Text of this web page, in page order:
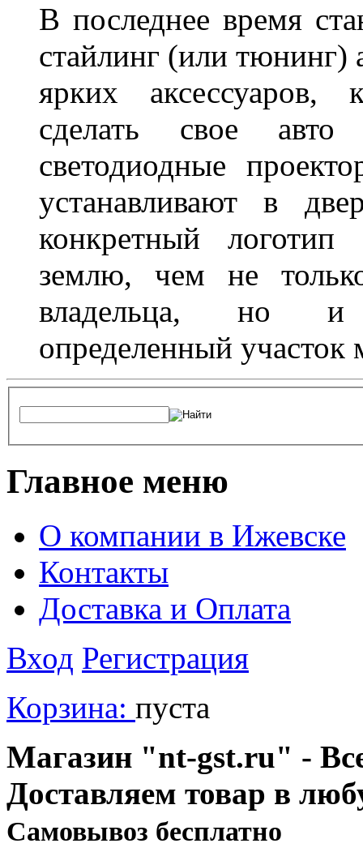
В последнее время
стайлинг (или тюнинг)
ярких аксессуаров,
сделать свое
светодиодные
устанавливают в
конкретный логотип
землю, чем не
владельца, но и
определенный участок
Главное меню
О компании в Ижевске
Контакты
Доставка и Оплата
Вход Регистрация
Корзина: пуста
Магазин "nt-gst.ru" -
Доставляем товар в
Cамовывоз бесплатно